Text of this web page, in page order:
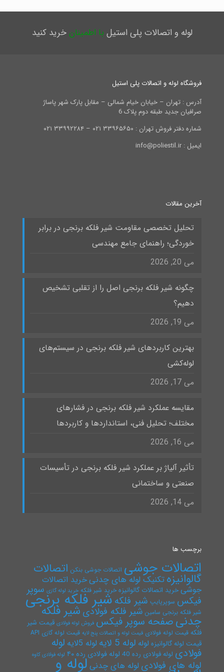
لوله و اتصالات پلی استیل با اطمینانخرید کنید
فروشگاه لوله و اتصالات پلی استیل
آدرس : تهران – خیابان خیام شمالی – مقابل پارک شهر پاساژ
صرافیان جدید طبقه دوم پلاک 6
شماره دفتر فروش تهران : ۳۳۹۶۵۶۵۰ ۰۲۱ – ۳۳۹۹۲۲۸۴ ۰۲۱
ایمیل : info@poliestil.ir
آخرین مقالات
تحلیل تخصصی مقاومت شیر فلکه برنجی در برابر
خوردگی؛ راهنمای جامع مهندسی
می 20, 2026
چگونه شیر فلکه برنجی اصل را از تقلبی تشخیص
دهیم؟
می 19, 2026
بهترین کاربردهای شیر فلکه برنجی در سیستم‌های
لوله‌کشی
می 17, 2026
مقایسه عملکرد شیر فلکه برنجی در فشارهای
مختلف؛ تحلیل فنی، استانداردها و کاربردها
می 16, 2026
تأثیر آلیاژ بر عملکرد شیر فلکه برنجی در تأسیسات
صنعتی و ساختمانی
می 14, 2026
برچسب ها
اتصالات جوشی اتصالات جوشی بنکن اتصالات
گالوانیزهتکنیک لوله های چدنیخرید اتصالات
جوشیخرید اتصالات گالوانیزه خرید شیر فلکه خرید لوله گازی سوپر
فیکس سوپرپایپ شیر فلکه شیر فلکه برنجی
شیر فلکه برنجی سامین شیر فلکه فولادی شیر فلکه
چدنیصفحه سوپر فیکس فروش لوله فولادی قیمت شیر
فلکه قیمت لوله فولادی قیمت لوله و اتصالات پنج لایه قیمت لوله گازی API
قیمت لوله گالوانیزه لوله لوله 5 لایه لوله 5لایه لوله
فولادی لوله فولادی رده 40 لوله فولادی رده ۴۰ لوله فولادی کاوه
لوله های فولادی لوله های چدنی لوله و